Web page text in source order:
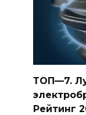
ТОП—7.
Рейтинг